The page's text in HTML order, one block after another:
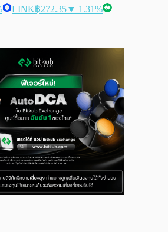
LINK฿272.35▼ 1.31%